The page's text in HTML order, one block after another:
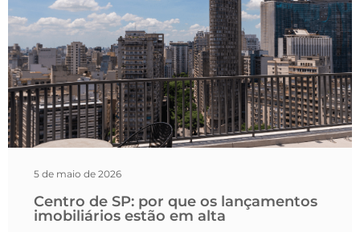
5 de maio de 2026
Centro de SP: por que os lançamentos
imobiliários estão em alta